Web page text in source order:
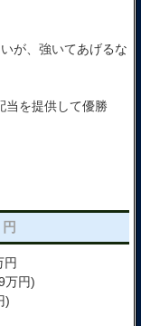
が、強いてあげるな
当を提供して優勝
円
万円)
)